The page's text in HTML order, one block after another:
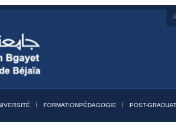
FORMATIONPÉDAGOGIE POST-